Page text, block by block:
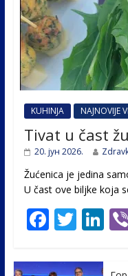
KUHINJA NAJNOVIJE
Tivat u čast
20. јун 2026.
Žućenica je jedina
U čast ovе biljke koja
F
e
T
itt
Li